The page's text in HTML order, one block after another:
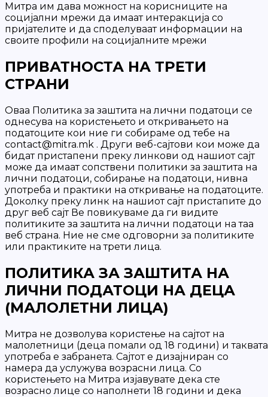
Митра им дава можност на корисниците на
социјални мрежи да имаат интеракција со
пријателите и да споделуваат информации на
своите профили на социјалните мрежи
ПРИВАТНОСТА НА ТРЕТИ
СТРАНИ
Оваа Политика за заштита на лични податоци се
однесува на користењето и откривањето на
податоците кои ние ги собираме од тебе на
contact@mitra.mk . Други веб-сајтови кои може да
бидат пристапени преку линкови од нашиот сајт
може да имаат сопствени политики за заштита на
лични податоци, собирање на податоци, нивна
употреба и практики на откривање на податоците.
Доколку преку линк на нашиот сајт пристапите до
друг веб сајт Ве повикуваме да ги видите
политиките за заштита на лични податоци на таа
веб страна. Ние не сме одговорни за политиките
или практиките на трети лица.
ПОЛИТИКА ЗА ЗАШТИТА НА
ЛИЧНИ ПОДАТОЦИ НА ДЕЦА
(МАЛОЛЕТНИ ЛИЦА)
Митра не дозволува користење на сајтот на
малолетници (деца помали од 18 години) и таквата
употреба е забранета. Сајтот е дизајниран со
намера да услужува возрасни лица. Со
користењето на Митра изјавувате дека сте
возрасно лице со наполнети 18 години и дека